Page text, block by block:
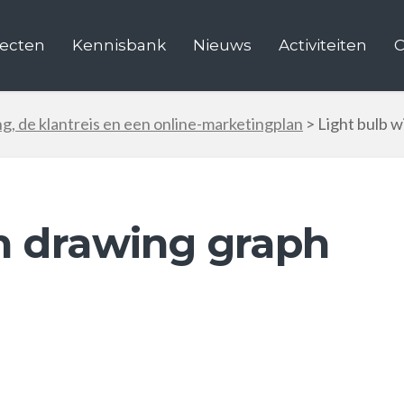
Kennisbank Nieuws Activiteiten
de klantreis en een online-marketingplan > Light bulb
drawing graph